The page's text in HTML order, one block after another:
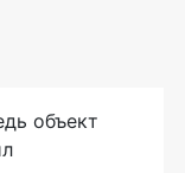
объект